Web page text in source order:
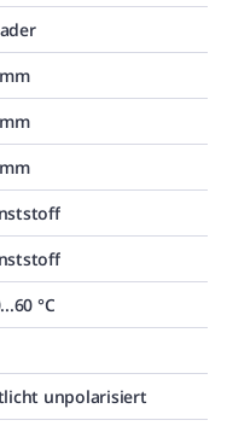
°C
unpolarisiert